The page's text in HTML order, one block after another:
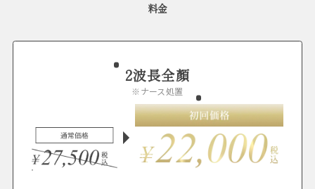
料金
2波長全顏
※ナース処置